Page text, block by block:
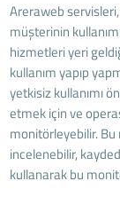
Areraweb
müşterinin
hizmetleri yeri
kullanım yapıp
yetkisiz kullanımı
etmek için ve
monitörleyebilir.
incelenebilir,
kullanarak bu